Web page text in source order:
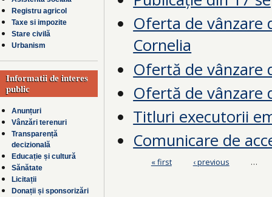
Registru agricol
Taxe si impozite
Stare civilă
Urbanism
Informatii de interes
public
Anunțuri
Vânzări terenuri
Transparență
decizională
Educație și cultură
Sănătate
Licitații
Donații și sponsorizări
Oferta de vânzare
Cornelia
Ofertă de vânzare
Ofertă de vânzare
Titluri executorii
Comunicare de
Pages« first ‹ previous …